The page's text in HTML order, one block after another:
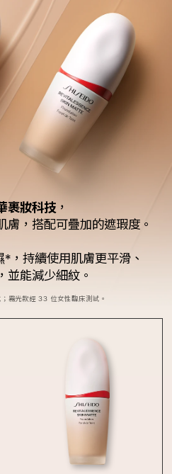
裹妝科技，
膚，搭配可疊加的遮瑕度。
，持續使用肌膚更平滑、
並能減少細紋。
霧光款經 33 位女性臨床測試。